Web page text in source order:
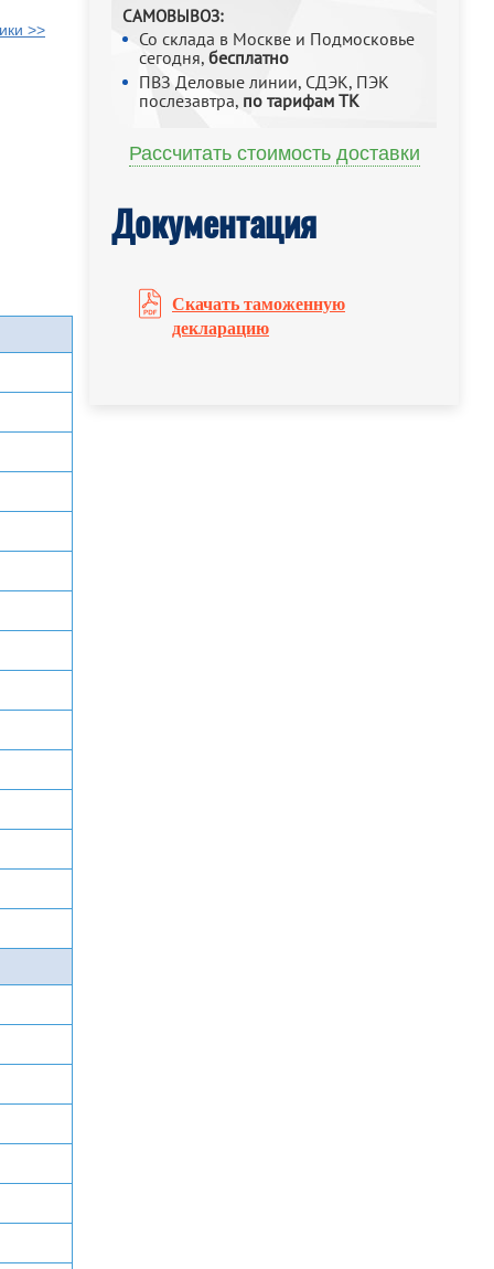
САМОВЫВОЗ:
Со склада в Москве и Подмосковье
сегодня, бесплатно
ПВЗ Деловые линии, СДЭК, ПЭК
послезавтра, по тарифам ТК
Рассчитать стоимость доставки
Документация
Скачать таможенную
декларацию
>>